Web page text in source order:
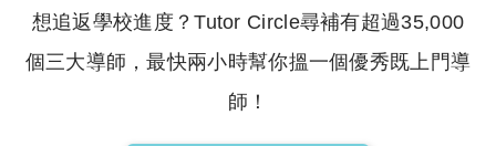
想追返學校進度？Tutor Circle尋補有超過35,000
個三大導師，最快兩小時幫你搵一個優秀既上門導
師！